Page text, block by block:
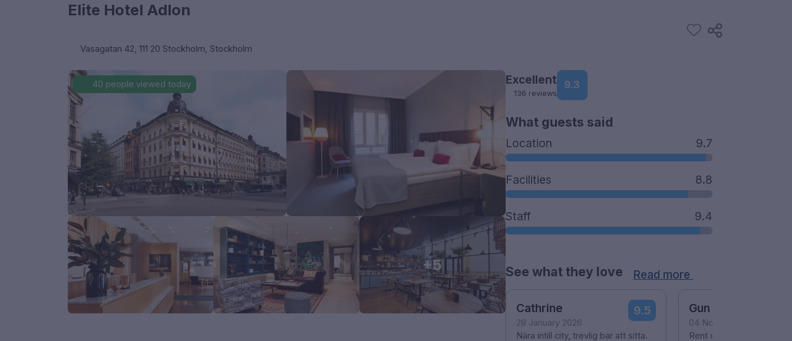
Elite Hotel Adlon
Vasagatan 42, 111 20 Stockholm, Stockholm
40 people viewed today
+5
Excellent
136 reviews
9.3
What guests said
Location 9.7
Facilities 8.8
Staff 9.4
See what they love Read more
Cathrine
28 January 2026
9.5
Nära intill city, trevlig bar att sitta.
Gun
04 November 2025
Rent och fräscht med